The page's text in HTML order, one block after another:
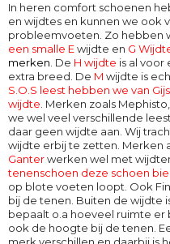
In heren comfort schoenen
en wijdtes en kunnen we ook
probleemvoeten. Zo hebben
een smalle Ewijdte en G
merken. De H wijdte is al
extra breed. De M wijdte is
S.O.S leest hebben we van Gijs
wijdte. Merken zoals
we wel veel verschillende
daar geen wijdte aan. Wij
wijdte erbij te zetten. Merken
Ganterwerken wel met
tenenschoen deze schoen
op blote voeten loopt. Ook
bij de tenen. Buiten de wijdte
bepaalt o.a hoeveel ruimte
ook de hoogte bij de tenen.